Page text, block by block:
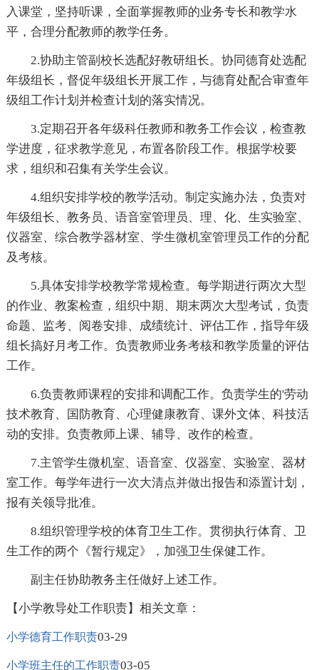
入课堂，坚持听课，全面掌握教师的业务专长和教学水
平，合理分配教师的教学任务。
2.协助主管副校长选配好教研组长。协同德育处选配
年级组长，督促年级组长开展工作，与德育处配合审查年
级组工作计划并检查计划的落实情况。
3.定期召开各年级科任教师和教务工作会议，检查教
学进度，征求教学意见，布置各阶段工作。根据学校要
求，组织和召集有关学生会议。
4.组织安排学校的教学活动。制定实施办法，负责对
年级组长、教务员、语音室管理员、理、化、生实验室、
仪器室、综合教学器材室、学生微机室管理员工作的分配
及考核。
5.具体安排学校教学常规检查。每学期进行两次大型
的作业、教案检查，组织中期、期末两次大型考试，负责
命题、监考、阅卷安排、成绩统计、评估工作，指导年级
组长搞好月考工作。负责教师业务考核和教学质量的评估
工作。
6.负责教师课程的安排和调配工作。负责学生的'劳动
技术教育、国防教育、心理健康教育、课外文体、科技活
动的安排。负责教师上课、辅导、改作的检查。
7.主管学生微机室、语音室、仪器室、实验室、器材
室工作。每学年进行一次大清点并做出报告和添置计划，
报有关领导批准。
8.组织管理学校的体育卫生工作。贯彻执行体育、卫
生工作的两个《暂行规定》，加强卫生保健工作。
副主任协助教务主任做好上述工作。
【小学教导处工作职责】相关文章：
小学德育工作职责03-29
小学班主任的工作职责03-05